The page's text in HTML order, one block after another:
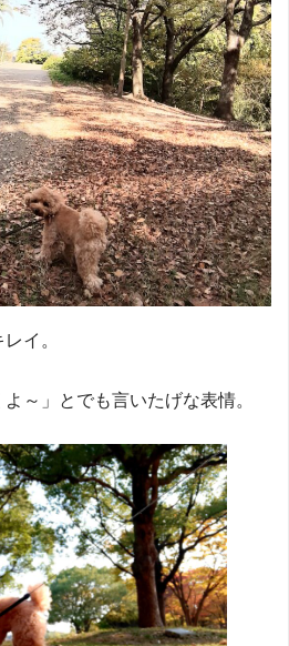
イ。
～」とでも言いたげな表情。